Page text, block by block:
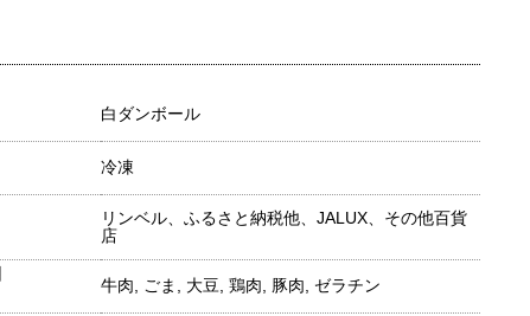
白ダンボール
冷凍
リンベル、ふるさと納税他、JALUX、その他百貨
店
牛肉, ごま, 大豆, 鶏肉, 豚肉, ゼラチン